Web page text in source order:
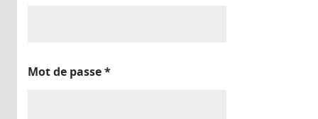
Mot de passe*